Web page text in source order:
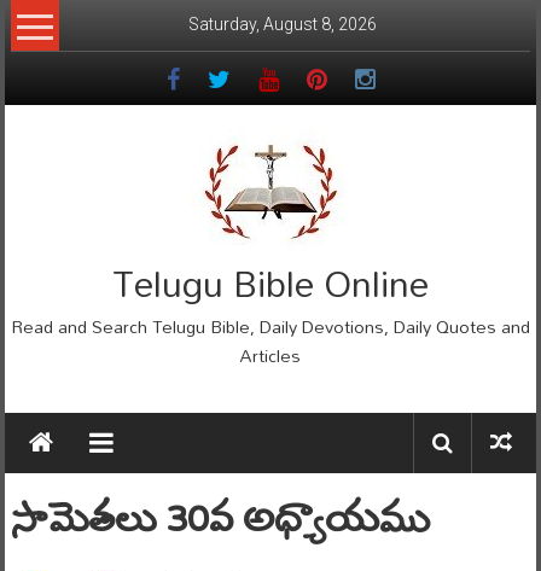
Skip
to
Saturday, August 8, 2026
Telugu Bible Online
Read and Search Telugu Bible, Daily Devotions, Daily Quotes and
Articles
సామెతలు 30వ అధ్యాయము